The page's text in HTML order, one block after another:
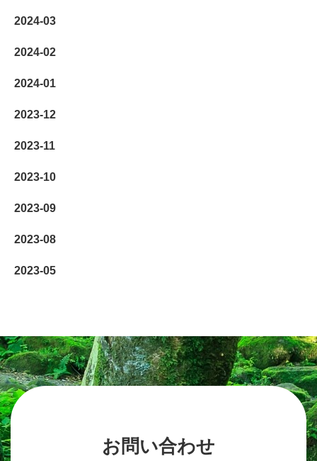
2024-03
2024-02
2024-01
2023-12
2023-11
2023-10
2023-09
2023-08
2023-05
お問い合わせ